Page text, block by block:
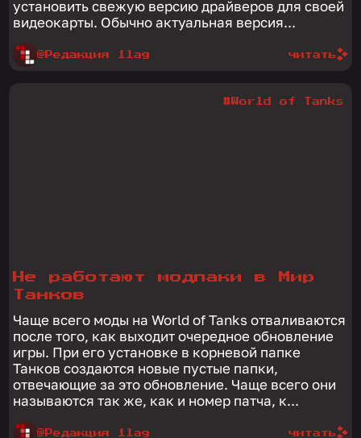
установить свежую версию драйверов для своей
видеокарты. Обычно актуальная версия...
@Редакция 1lag читать
Не работают модпаки в Мир
Танков
Чаще всего моды на World of Tanks отваливаются
после того, как выходит очередное обновление
игры. При его установке в корневой папке
Танков создаются новые пустые папки,
отвечающие за это обновление. Чаще всего они
называются так же, как и номер патча, к...
@Редакция 1lag
#World of Tanks
читать